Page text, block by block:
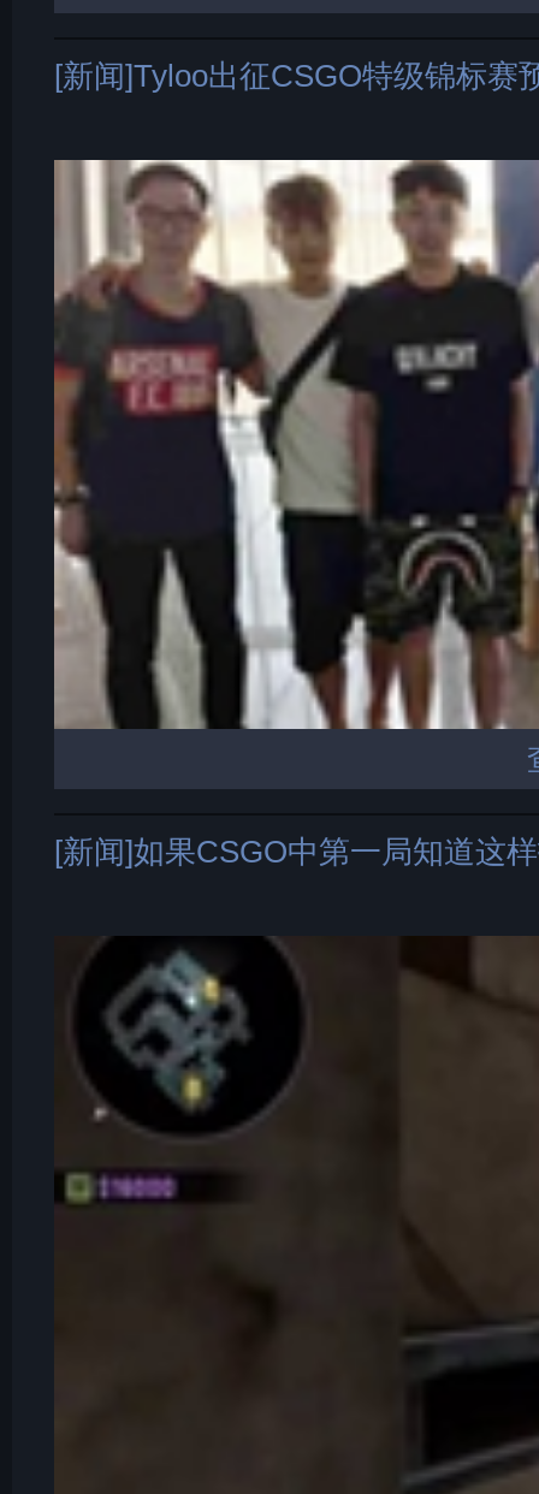
[新闻]Tyloo出征CSGO特级锦标赛
[新闻]如果CSGO中第一局知道这